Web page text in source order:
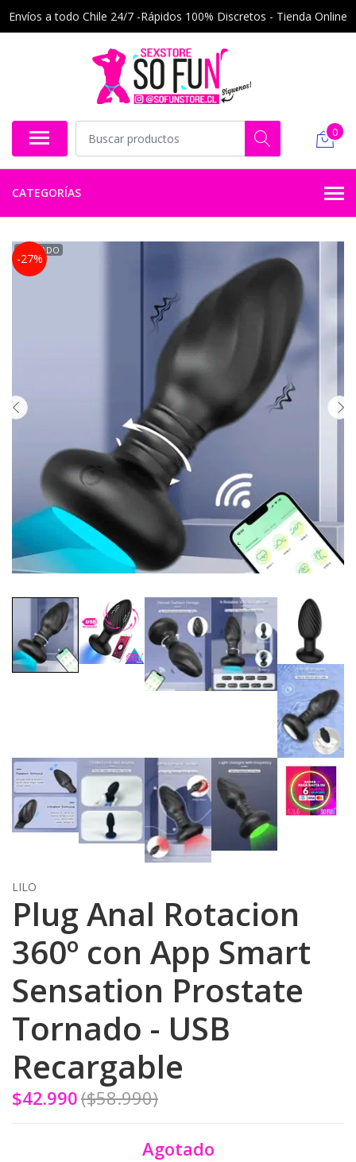
Envíos a todo Chile 24/7 -Rápidos 100% Discretos - Tienda Online
0
CATEGORÍAS
AGOTADO
-27%
LILO
Plug Anal Rotacion
360º con App Smart
Sensation Prostate
Tornado - USB
Recargable
$42.990($58.990)
Agotado